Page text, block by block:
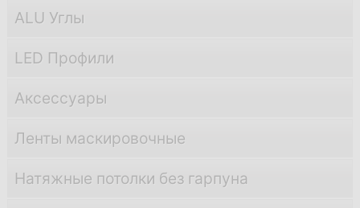
ALU Углы
LED Профили
Аксессуары
Ленты маскировочные
Натяжные потолки без гарпуна